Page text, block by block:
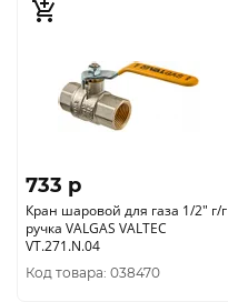
733 p
Кран шаровой для газа 1/2" г/г
ручка VALGAS VALTEC
VT.271.N.04
Код товара: 038470